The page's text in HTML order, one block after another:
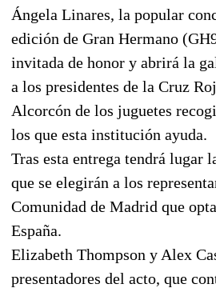
Ángela Linares, la popular
edición de Gran Hermano
invitada de honor y abrirá la
a los presidentes de la Cruz
Alcorcón de los juguetes
los que esta institución ayuda.
Tras esta entrega tendrá lugar
que se elegirán a los
Comunidad de Madrid que
España.
Elizabeth Thompson y Alex
presentadores del acto, que